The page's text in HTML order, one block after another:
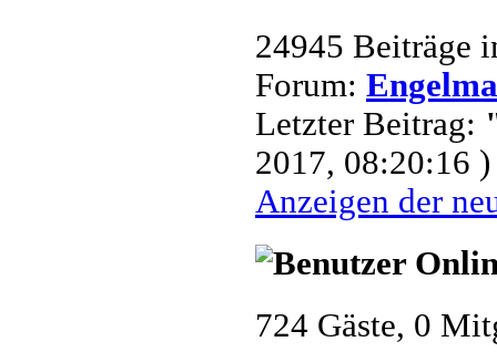
24945 Beiträge
Forum:
Letzter Beitrag:
2017, 08:20:16 )
Anzeigen der
724 Gäste, 0